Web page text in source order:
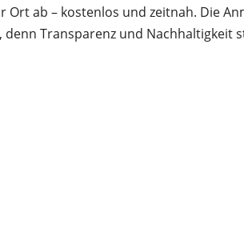
ab – kostenlos und zeitnah. Die
Transparenz und Nachhaltigkeit